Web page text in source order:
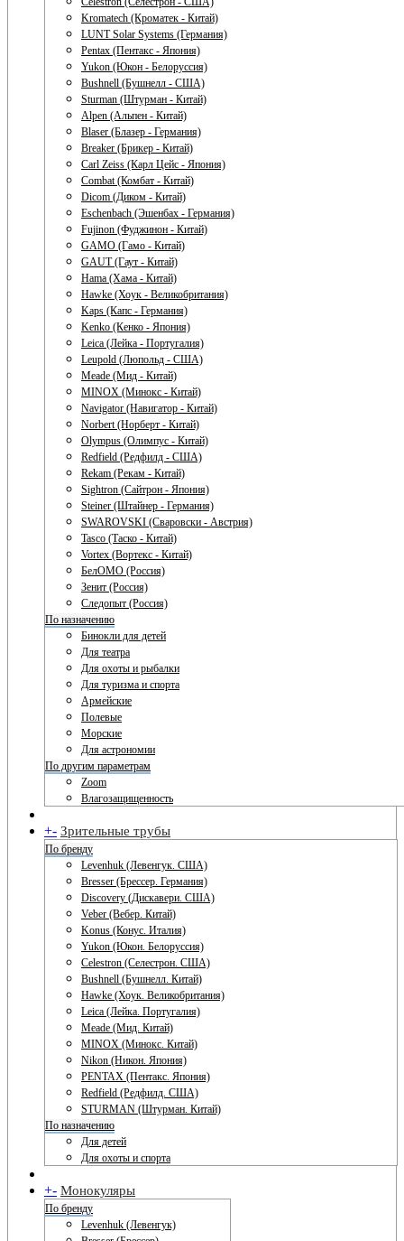
Kromatech (Кроматек - Китай)
LUNT Solar Systems (Германия)
Pentax (Пентакс - Япония)
Yukon (Юкон - Белоруссия)
Bushnell (Бушнелл - США)
Sturman (Штурман - Китай)
Alpen (Альпен - Китай)
Blaser (Блазер - Германия)
Breaker (Брикер - Китай)
Carl Zeiss (Карл Цейс - Япония)
Combat (Комбат - Китай)
Dicom (Диком - Китай)
Eschenbach (Эшенбах - Германия)
Fujinon (Фуджинон - Китай)
GAMO (Гамо - Китай)
GAUT (Гаут - Китай)
Hama (Хама - Китай)
Hawke (Хоук - Великобритания)
Kaps (Капс - Германия)
Kenko (Кенко - Япония)
Leica (Лейка - Португалия)
Leupold (Люпольд - США)
Meade (Мид - Китай)
MINOX (Минокс - Китай)
Navigator (Навигатор - Китай)
Norbert (Норберт - Китай)
Olympus (Олимпус - Китай)
Redfield (Редфилд - США)
Rekam (Рекам - Китай)
Sightron (Сайтрон - Япония)
Steiner (Штайнер - Германия)
SWAROVSKI (Сваровски - Австрия)
Tasco (Таско - Китай)
Vortex (Вортекс - Китай)
БелОМО (Россия)
Зенит (Россия)
Следопыт (Россия)
По назначению
Бинокли для детей
Для театра
Для охоты и рыбалки
Для туризма и спорта
Армейские
Полевые
Морские
Для астрономии
По другим параметрам
Zoom
Влагозащищенность
+- Зрительные трубы
По бренду
Levenhuk (Левенгук. США)
Bresser (Брессер. Германия)
Discovery (Дискавери. США)
Veber (Вебер. Китай)
Konus (Конус. Италия)
Yukon (Юкон. Белоруссия)
Celestron (Селестрон. США)
Bushnell (Бушнелл. Китай)
Hawke (Хоук. Великобритания)
Leica (Лейка. Португалия)
Meade (Мид. Китай)
MINOX (Минокс. Китай)
Nikon (Никон. Япония)
PENTAX (Пентакс. Япония)
Redfield (Редфилд. США)
STURMAN (Штурман. Китай)
По назначению
Для детей
Для охоты и спорта
+- Монокуляры
По бренду
Levenhuk (Левенгук)